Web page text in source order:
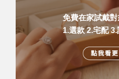
免費在家試戴
1.選款 2.宅配